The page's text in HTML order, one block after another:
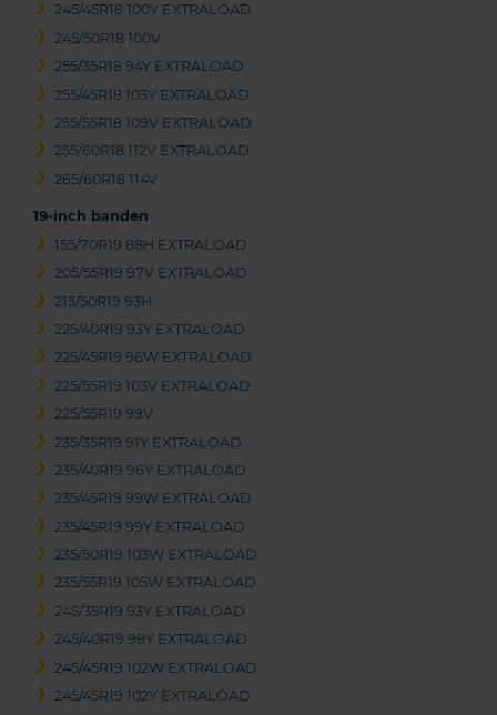
245/45R18 100Y EXTRALOAD
245/50R18 100V
255/35R18 94Y EXTRALOAD
255/45R18 103Y EXTRALOAD
255/55R18 109V EXTRALOAD
255/60R18 112V EXTRALOAD
265/60R18 114V
19-inch banden
155/70R19 88H EXTRALOAD
205/55R19 97V EXTRALOAD
215/50R19 93H
225/40R19 93Y EXTRALOAD
225/45R19 96W EXTRALOAD
225/55R19 103V EXTRALOAD
225/55R19 99V
235/35R19 91Y EXTRALOAD
235/40R19 96Y EXTRALOAD
235/45R19 99W EXTRALOAD
235/45R19 99Y EXTRALOAD
235/50R19 103W EXTRALOAD
235/55R19 105W EXTRALOAD
245/35R19 93Y EXTRALOAD
245/40R19 98Y EXTRALOAD
245/45R19 102W EXTRALOAD
245/45R19 102Y EXTRALOAD